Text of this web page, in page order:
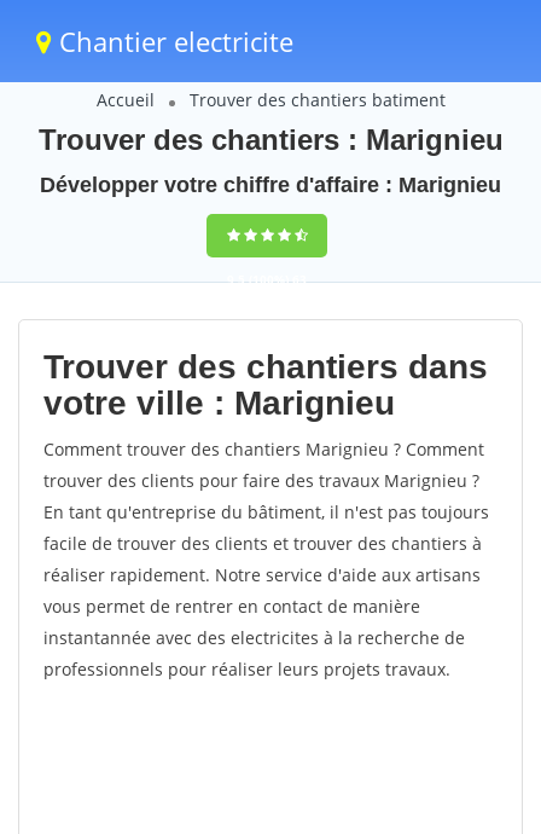
Chantier electricite
Accueil Trouver des chantiers batiment
Trouver des chantiers : Marignieu
Développer votre chiffre d'affaire : Marignieu
9,5(100%)63
votes
Trouver des chantiers dans
votre ville : Marignieu
Comment trouver des chantiers Marignieu ? Comment
trouver des clients pour faire des travaux Marignieu ?
En tant qu'entreprise du bâtiment, il n'est pas toujours
facile de trouver des clients et trouver des chantiers à
réaliser rapidement. Notre service d'aide aux artisans
vous permet de rentrer en contact de manière
instantannée avec des electricites à la recherche de
professionnels pour réaliser leurs projets travaux.